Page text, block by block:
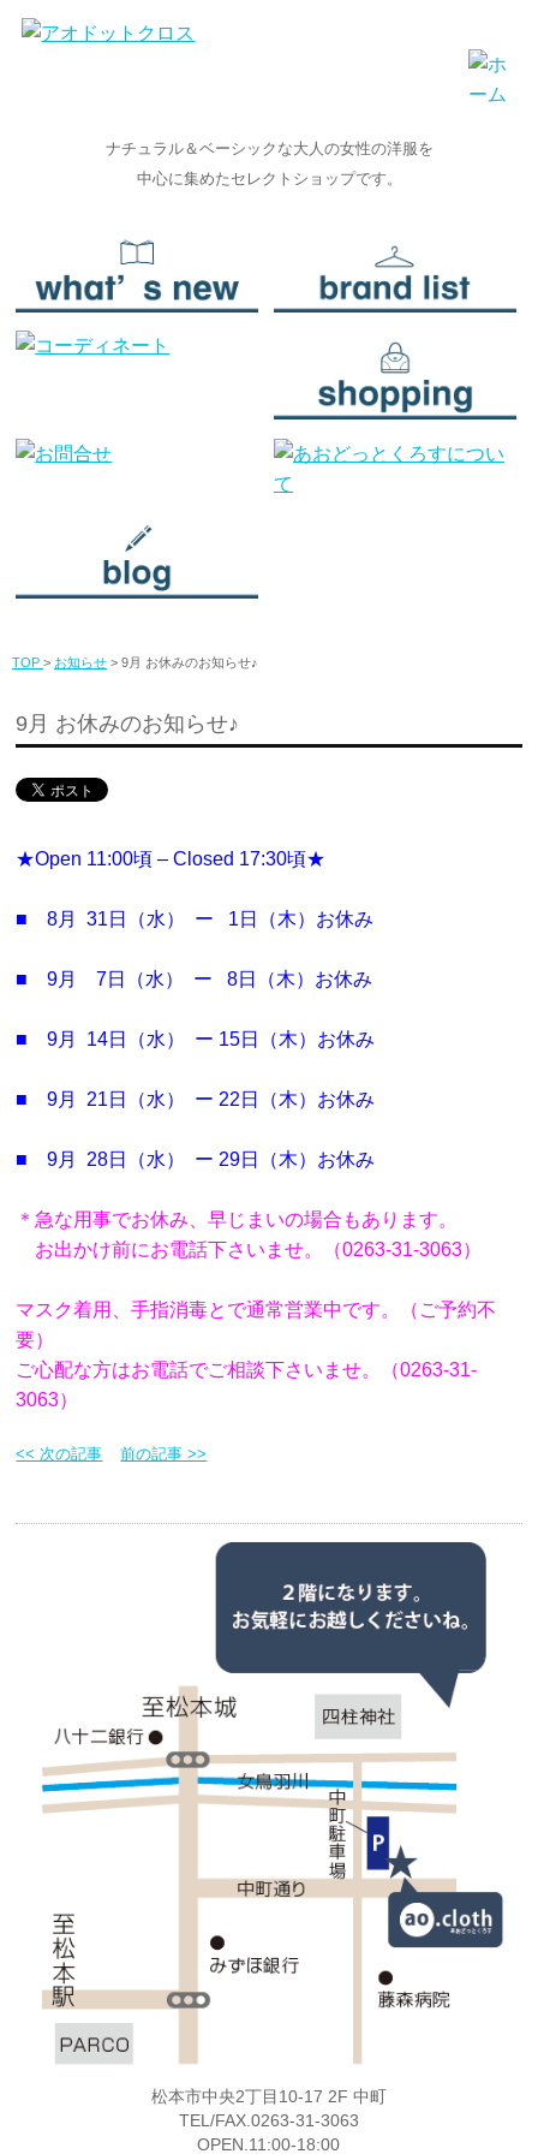
ナチュラル＆ベーシックな大人の女性の洋服を
中心に集めたセレクトショップです。
TOP > お知らせ > 9月 お休みのお知らせ♪
9月 お休みのお知らせ♪
★Open 11:00頃 – Closed 17:30頃★
■ 8月 31日（水） ー 1日（木）お休み
■ 9月 7日（水） ー 8日（木）お休み
■ 9月 14日（水） ー 15日（木）お休み
■ 9月 21日（水） ー 22日（木）お休み
■ 9月 28日（水） ー 29日（木）お休み
＊急な用事でお休み、早じまいの場合もあります。
お出かけ前にお電話下さいませ。（0263-31-3063）
マスク着用、手指消毒とで通常営業中です。（ご予約不
要）
ご心配な方はお電話でご相談下さいませ。（0263-31-
3063）
<< 次の記事 前の記事 >>
松本市中央2丁目10-17 2F 中町
TEL/FAX.0263-31-3063
OPEN.11:00-18:00